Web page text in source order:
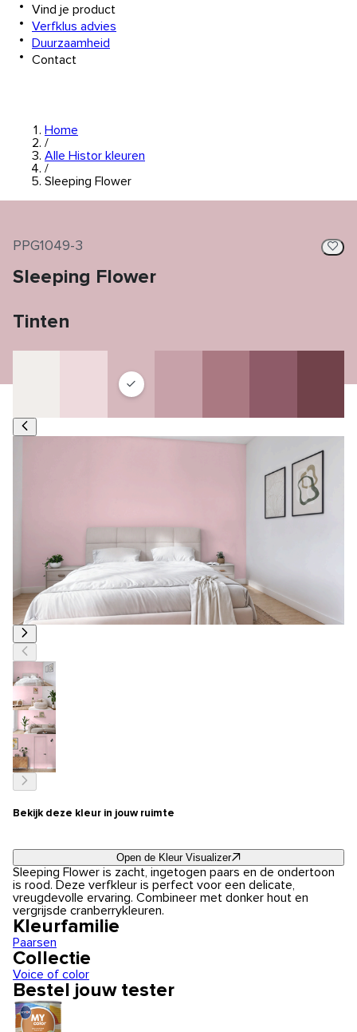
Vind je product
Verfklus advies
Duurzaamheid
Contact
Home
/
Alle Histor kleuren
/
Sleeping Flower
PPG1049-3
Sleeping Flower
Tinten
Bekijk deze kleur in jouw ruimte
Open de Kleur Visualizer
Sleeping Flower is zacht, ingetogen paars en de ondertoon
is rood. Deze verfkleur is perfect voor een delicate,
vreugdevolle ervaring. Combineer met donker hout en
vergrijsde cranberrykleuren.
Kleurfamilie
Paarsen
Collectie
Voice of color
Bestel jouw tester